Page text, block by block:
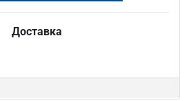
Доставка